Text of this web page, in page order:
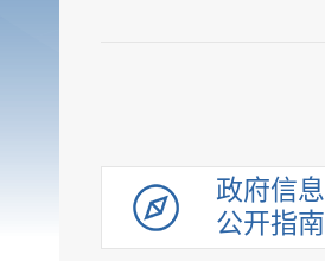
政府信息
公开指南